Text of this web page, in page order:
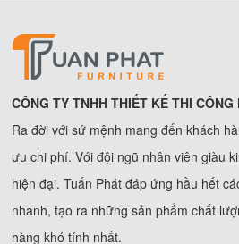
CÔNG TY TNHH THIẾT KẾ THI
Ra đời với sứ mệnh mang đến khách
ưu chi phí. Với đội ngũ nhân viên giàu
hiện đại. Tuấn Phát đáp ứng hầu hết
nhanh, tạo ra những sản phẩm chất
hàng khó tính nhất.